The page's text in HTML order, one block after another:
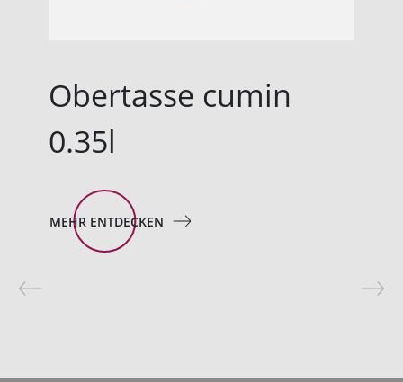
Obertasse cumin
0.35l
MEHR ENTDECKEN